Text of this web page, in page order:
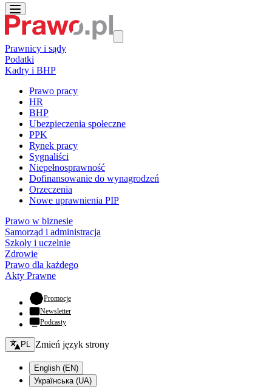
Prawnicy i sądy
Podatki
Kadry i BHP
Prawo pracy
HR
BHP
Ubezpieczenia społeczne
PPK
Rynek pracy
Sygnaliści
Niepełnosprawność
Dofinansowanie do wynagrodzeń
Orzeczenia
Nowe uprawnienia PIP
Prawo w biznesie
Samorząd i administracja
Szkoły i uczelnie
Zdrowie
Prawo dla każdego
Akty Prawne
Promocje- otwiera się w nowej karcie
Newsletter
Podcasty
Zmień język - bieżący:
PL Zmień język strony
English (EN)
Українська (UA)